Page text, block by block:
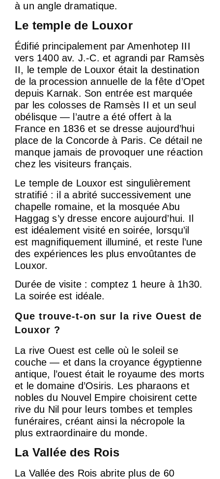
à un angle dramatique.
Le temple de Louxor
Édifié principalement par Amenhotep III
vers 1400 av. J.-C. et agrandi par Ramsès
II, le temple de Louxor était la destination
de la procession annuelle de la fête d’Opet
depuis Karnak. Son entrée est marquée
par les colosses de Ramsès II et un seul
obélisque — l’autre a été offert à la
France en 1836 et se dresse aujourd’hui
place de la Concorde à Paris. Ce détail ne
manque jamais de provoquer une réaction
chez les visiteurs français.
Le temple de Louxor est singulièrement
stratifié : il a abrité successivement une
chapelle romaine, et la mosquée Abu
Haggag s’y dresse encore aujourd’hui. Il
est idéalement visité en soirée, lorsqu’il
est magnifiquement illuminé, et reste l’une
des expériences les plus envoûtantes de
Louxor.
Durée de visite : comptez 1 heure à 1h30.
La soirée est idéale.
Que trouve-t-on sur la rive Ouest de
Louxor ?
La rive Ouest est celle où le soleil se
couche — et dans la croyance égyptienne
antique, l’ouest était le royaume des morts
et le domaine d’Osiris. Les pharaons et
nobles du Nouvel Empire choisirent cette
rive du Nil pour leurs tombes et temples
funéraires, créant ainsi la nécropole la
plus extraordinaire du monde.
La Vallée des Rois
La Vallée des Rois abrite plus de 60